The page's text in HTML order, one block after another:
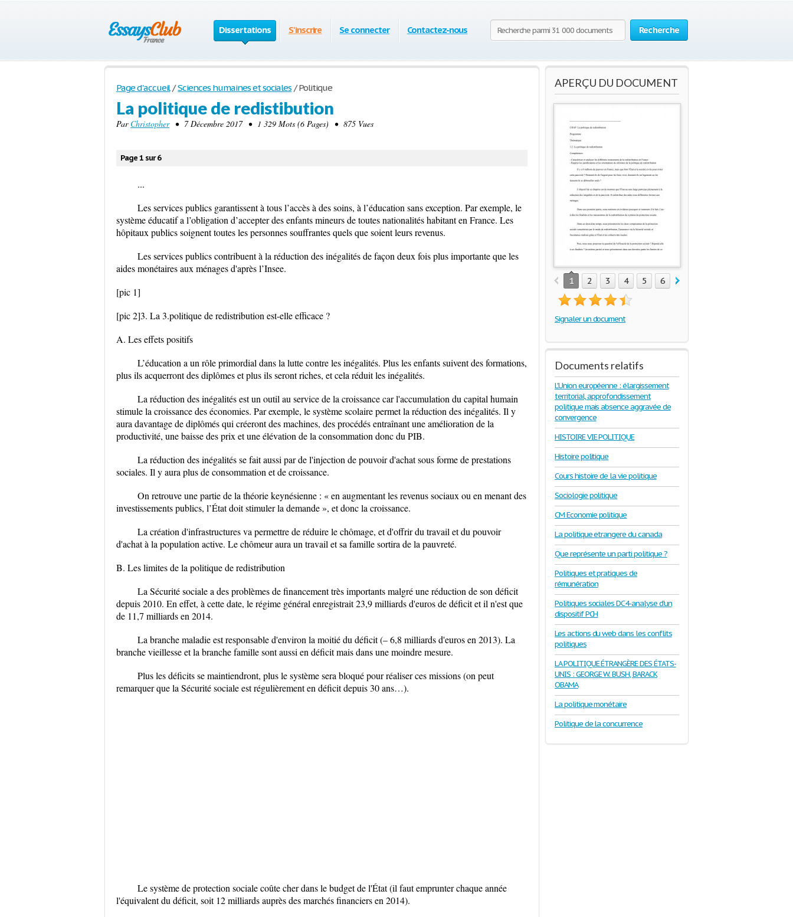
Recherche
Dissertations S'inscrire Se connecter Contactez-nous
Page d'accueil / Sciences humaines et sociales /Politique
La politique de redistibution
Par Christopher• 7 Décembre 2017 • 1 329 Mots (6 Pages) • 875 Vues
Page 1 sur 6
...
Les services publics garantissent à tous l’accès à des soins, à l’éducation sans exception. Par exemple, le
système éducatif a l’obligation d’accepter des enfants mineurs de toutes nationalités habitant en France. Les
hôpitaux publics soignent toutes les personnes souffrantes quels que soient leurs revenus.
Les services publics contribuent à la réduction des inégalités de façon deux fois plus importante que les
aides monétaires aux ménages d'après l’Insee.
[pic 1]
[pic 2]3. La 3.politique de redistribution est-elle efficace ?
A. Les effets positifs
L’éducation a un rôle primordial dans la lutte contre les inégalités. Plus les enfants suivent des formations,
plus ils acquerront des diplômes et plus ils seront riches, et cela réduit les inégalités.
La réduction des inégalités est un outil au service de la croissance car l'accumulation du capital humain
stimule la croissance des économies. Par exemple, le système scolaire permet la réduction des inégalités. Il y
aura davantage de diplômés qui créeront des machines, des procédés entraînant une amélioration de la
productivité, une baisse des prix et une élévation de la consommation donc du PIB.
La réduction des inégalités se fait aussi par de l'injection de pouvoir d'achat sous forme de prestations
sociales. Il y aura plus de consommation et de croissance.
On retrouve une partie de la théorie keynésienne : « en augmentant les revenus sociaux ou en menant des
investissements publics, l’État doit stimuler la demande », et donc la croissance.
La création d'infrastructures va permettre de réduire le chômage, et d'offrir du travail et du pouvoir
d'achat à la population active. Le chômeur aura un travail et sa famille sortira de la pauvreté.
B. Les limites de la politique de redistribution
La Sécurité sociale a des problèmes de financement très importants malgré une réduction de son déficit
depuis 2010. En effet, à cette date, le régime général enregistrait 23,9 milliards d'euros de déficit et il n'est que
de 11,7 milliards en 2014.
La branche maladie est responsable d'environ la moitié du déficit (– 6,8 milliards d'euros en 2013). La
branche vieillesse et la branche famille sont aussi en déficit mais dans une moindre mesure.
Plus les déficits se maintiendront, plus le système sera bloqué pour réaliser ces missions (on peut
remarquer que la Sécurité sociale est régulièrement en déficit depuis 30 ans…).
Le système de protection sociale coûte cher dans le budget de l'État (il faut emprunter chaque année
l'équivalent du déficit, soit 12 milliards auprès des marchés financiers en 2014).
APERÇU DU DOCUMENT
1 2 3 4 5 6 7
Signaler un document
Documents relatifs
L'Union européenne : élargissement
territorial, approfondissement
politique mais absence aggravée de
convergence
HISTOIRE VIE POLITIQUE
Histoire politique
Cours histoire de la vie politique
Sociologie politique
CM Economie politique
La politique etrangere du canada
Que représente un parti politique ?
Politiques et pratiques de
rémunération
Politiques sociales DC4-analyse d'un
dispositif PCH
Les actions du web dans les conflits
politiques
LA POLITIQUE ÉTRANGÈRE DES ÉTATS-
UNIS : GEORGE W. BUSH, BARACK
OBAMA
La politique monétaire
Politique de la concurrence